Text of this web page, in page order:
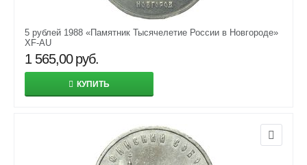
5 рублей 1988 «Памятник Тысячелетие России в Новгороде»
XF-AU
1 565,00 руб.
КУПИТЬ